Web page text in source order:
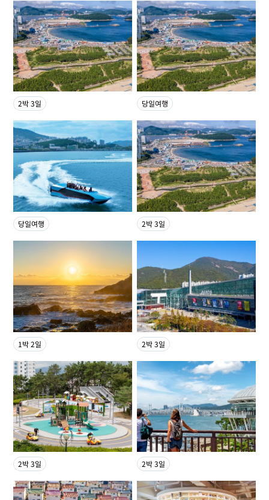
2박 3일 당일여행
당일여행 2박 3일
1박 2일 2박 3일
2박 3일 2박 3일